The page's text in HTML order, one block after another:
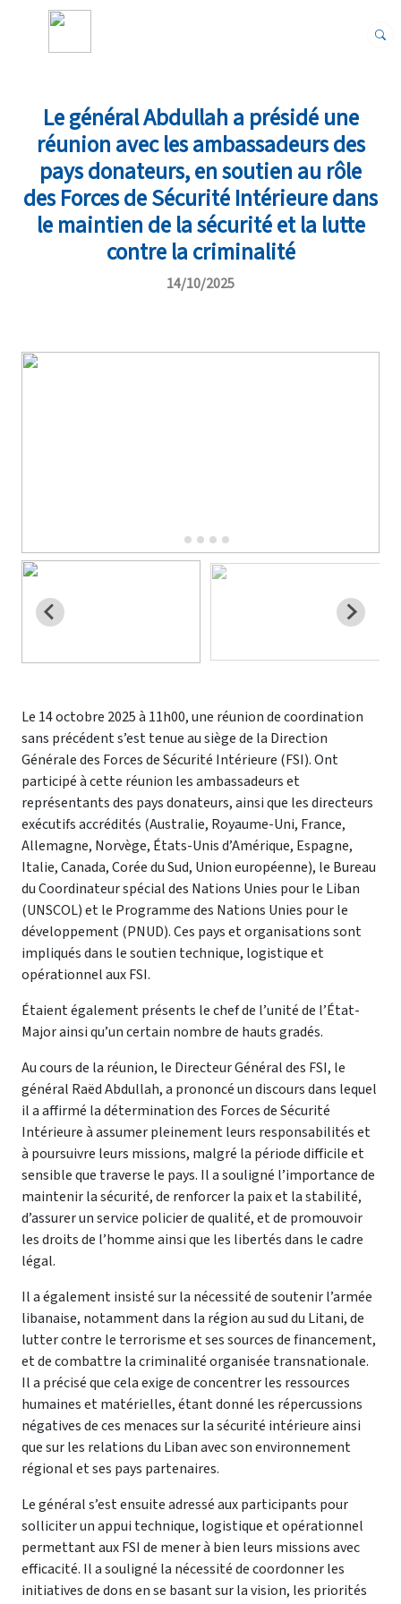
Le général Abdullah a présidé une
réunion avec les ambassadeurs des
pays donateurs, en soutien au rôle
des Forces de Sécurité Intérieure dans
le maintien de la sécurité et la lutte
contre la criminalité
14/10/2025
Le 14 octobre 2025 à 11h00, une réunion de coordination
sans précédent s’est tenue au siège de la Direction
Générale des Forces de Sécurité Intérieure (FSI). Ont
participé à cette réunion les ambassadeurs et
représentants des pays donateurs, ainsi que les directeurs
exécutifs accrédités (Australie, Royaume-Uni, France,
Allemagne, Norvège, États-Unis d’Amérique, Espagne,
Italie, Canada, Corée du Sud, Union européenne), le Bureau
du Coordinateur spécial des Nations Unies pour le Liban
(UNSCOL) et le Programme des Nations Unies pour le
développement (PNUD). Ces pays et organisations sont
impliqués dans le soutien technique, logistique et
opérationnel aux FSI.
Étaient également présents le chef de l’unité de l’État-
Major ainsi qu’un certain nombre de hauts gradés.
Au cours de la réunion, le Directeur Général des FSI, le
général Raëd Abdullah, a prononcé un discours dans lequel
il a affirmé la détermination des Forces de Sécurité
Intérieure à assumer pleinement leurs responsabilités et
à poursuivre leurs missions, malgré la période difficile et
sensible que traverse le pays. Il a souligné l’importance de
maintenir la sécurité, de renforcer la paix et la stabilité,
d’assurer un service policier de qualité, et de promouvoir
les droits de l’homme ainsi que les libertés dans le cadre
légal.
Il a également insisté sur la nécessité de soutenir l’armée
libanaise, notamment dans la région au sud du Litani, de
lutter contre le terrorisme et ses sources de financement,
et de combattre la criminalité organisée transnationale.
Il a précisé que cela exige de concentrer les ressources
humaines et matérielles, étant donné les répercussions
négatives de ces menaces sur la sécurité intérieure ainsi
que sur les relations du Liban avec son environnement
régional et ses pays partenaires.
Le général s’est ensuite adressé aux participants pour
solliciter un appui technique, logistique et opérationnel
permettant aux FSI de mener à bien leurs missions avec
efficacité. Il a souligné la nécessité de coordonner les
initiatives de dons en se basant sur la vision, les priorités